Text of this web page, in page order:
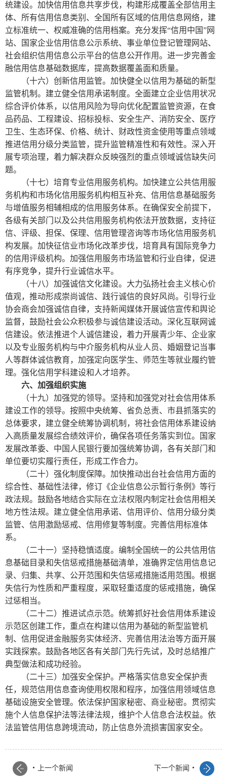
统建设。加快信用信息共享步伐，构建形成覆盖全部信用主
体、所有信用信息类别、全国所有区域的信用信息网络，建
立标准统一、权威准确的信用档案。充分发挥“信用中国”网
站、国家企业信用信息公示系统、事业单位登记管理网站、
社会组织信用信息公示平台的信息公开作用。进一步完善金
融信用信息基础数据库，提高数据覆盖面和质量。
（十六）创新信用监管。加快健全以信用为基础的新型
监管机制。建立健全信用承诺制度。全面建立企业信用状况
综合评价体系，以信用风险为导向优化配置监管资源，在食
品药品、工程建设、招标投标、安全生产、消防安全、医疗
卫生、生态环保、价格、统计、财政性资金使用等重点领域
推进信用分级分类监管，提升监管精准性和有效性。深入开
展专项治理，着力解决群众反映强烈的重点领域诚信缺失问
题。
（十七）培育专业信用服务机构。加快建立公共信用服
务机构和市场化信用服务机构相互补充、信用信息基础服务
与增值服务相辅相成的信用服务体系。在确保安全前提下，
各级有关部门以及公共信用服务机构依法开放数据，支持征
信、评级、担保、保理、信用管理咨询等市场化信用服务机
构发展。加快征信业市场化改革步伐，培育具有国际竞争力
的信用评级机构。加强信用服务市场监管和行业自律，促进
有序竞争，提升行业诚信水平。
（十八）加强诚信文化建设。大力弘扬社会主义核心价
值观，推动形成崇尚诚信、践行诚信的良好风尚。引导行业
协会商会加强诚信自律，支持新闻媒体开展诚信宣传和舆论
监督，鼓励社会公众积极参与诚信建设活动。深化互联网诚
信建设。依法推进个人诚信建设，着力开展青少年、企业家
以及专业服务机构与中介服务机构从业人员、婚姻登记当事
人等群体诚信教育，加强定向医学生、师范生等就业履约管
理。强化信用学科建设和人才培养。
六、加强组织实施
（十九）加强党的领导。坚持和加强党对社会信用体系
建设工作的领导。按照中央统筹、省负总责、市县抓落实的
总体要求，建立健全统筹协调机制，将社会信用体系建设纳
入高质量发展综合绩效评价，确保各项任务落实到位。国家
发展改革委、中国人民银行要加强统筹协调，各有关部门和
单位要切实履行责任，形成工作合力。
（二十）强化制度保障。加快推动出台社会信用方面的
综合性、基础性法律，修订《企业信息公示暂行条例》等行
政法规。鼓励各地结合实际在立法权限内制定社会信用相关
地方性法规。建立健全信用承诺、信用评价、信用分级分类
监管、信用激励惩戒、信用修复等制度。完善信用标准体
系。
（二十一）坚持稳慎适度。编制全国统一的公共信用信
息基础目录和失信惩戒措施基础清单，准确界定信用信息记
录、归集、共享、公开范围和失信惩戒措施适用范围。根据
失信行为性质和严重程度，采取轻重适度的惩戒措施，确保
过惩相当。
（二十二）推进试点示范。统筹抓好社会信用体系建设
示范区创建工作，重点在构建以信用为基础的新型监管机
制、信用促进金融服务实体经济、完善信用法治等方面开展
实践探索。鼓励各地区各有关部门先行先试，及时总结推广
典型做法和成功经验。
（二十三）加强安全保护。严格落实信息安全保护责
任，规范信用信息查询使用权限和程序，加强信用领域信息
基础设施安全管理。依法保护国家秘密、商业秘密。贯彻实
施个人信息保护法等法律法规，维护个人信息合法权益。依
法监管信用信息跨境流动，防止信息外流损害国家安全。
. 上一个新闻 下一个新闻 .